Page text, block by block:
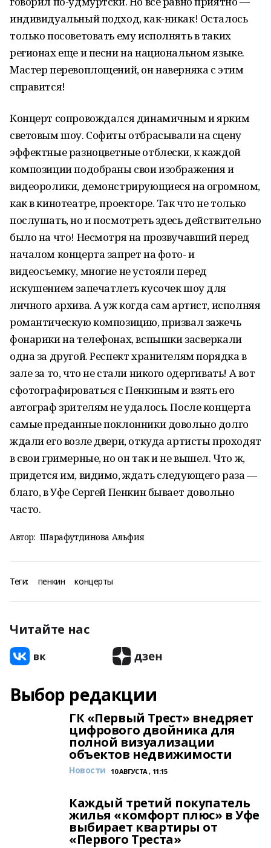
индивидуальный подход, как-никак! Осталось
только посоветовать ему исполнять в таких
регионах еще и песни на национальном языке.
Мастер перевоплощений, он наверняка с этим
справится!
Концерт сопровождался динамичным и ярким
световым шоу. Софиты отбрасывали на сцену
эффектные разноцветные отблески, к каждой
композиции подобраны свои изображения и
видеоролики, демонстрирующиеся на огромном,
как в кинотеатре, проекторе. Так что не только
послушать, но и посмотреть здесь действительно
было на что! Несмотря на прозвучавший перед
началом концерта запрет на фото- и
видеосъемку, многие не устояли перед
искушением запечатлеть кусочек шоу для
личного архива. А уж когда сам артист, исполняя
романтическую композицию, призвал зажечь
фонарики на телефонах, вспышки засверкали
одна за другой. Респект хранителям порядка в
зале за то, что не стали никого одергивать! А вот
сфотографироваться с Пенкиным и взять его
автограф зрителям не удалось. После концерта
самые преданные поклонники довольно долго
ждали его возле двери, откуда артисты проходят
в свои гримерные, но он так и не вышел. Что ж,
придется им, видимо, ждать следующего раза —
благо, в Уфе Сергей Пенкин бывает довольно
часто.
Автор: Шарафутдинова Альфия
Теги: пенкин концерты
Читайте нас
Выбор редакции
ГК «Первый Трест» внедряет
цифрового двойника для
полной визуализации
объектов недвижимости
Новости 10 АВГУСТА , 11:15
Каждый третий покупатель
жилья «комфорт плюс» в Уфе
выбирает квартиры от
«Первого Треста»